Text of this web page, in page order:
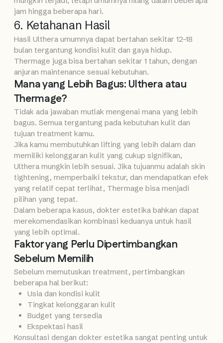
jam hingga beberapa hari.
6. Ketahanan Hasil
Hasil Ulthera umumnya dapat bertahan sekitar 12–18
bulan tergantung kondisi kulit dan gaya hidup.
Thermage juga bisa bertahan sekitar 1 tahun, dengan
anjuran maintenance sesuai kebutuhan.
Mana yang Lebih Bagus: Ulthera atau
Thermage?
Tidak ada jawaban mutlak mengenai mana yang lebih
bagus. Semua tergantung pada kebutuhan kulit dan
tujuan treatment kamu.
Jika kamu membutuhkan lifting yang lebih dalam dan
memiliki kelonggaran kulit yang cukup signifikan,
Ulthera mungkin lebih sesuai. Jika tujuanmu adalah skin
tightening, memperbaiki tekstur, dan mendapatkan efek
yang relatif cepat terlihat, Thermage bisa menjadi
pilihan yang tepat.
Dalam beberapa kasus, dokter estetika bahkan dapat
merekomendasikan kombinasi keduanya untuk hasil
yang lebih optimal.
Faktor yang Perlu Dipertimbangkan
Sebelum Memilih
Sebelum memutuskan treatment, pertimbangkan
beberapa hal berikut:
Usia dan kondisi kulit
Tingkat kelonggaran kulit
Budget yang tersedia
Ekspektasi hasil
Konsultasi dengan dokter estetika sangat penting untuk